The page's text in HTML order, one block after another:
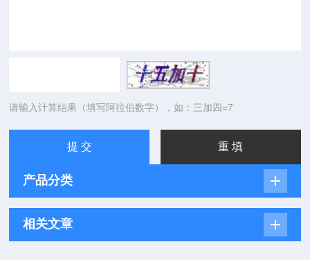
请输入计算结果（填写阿拉伯数字），如：三加四=7
产品分类
相关文章